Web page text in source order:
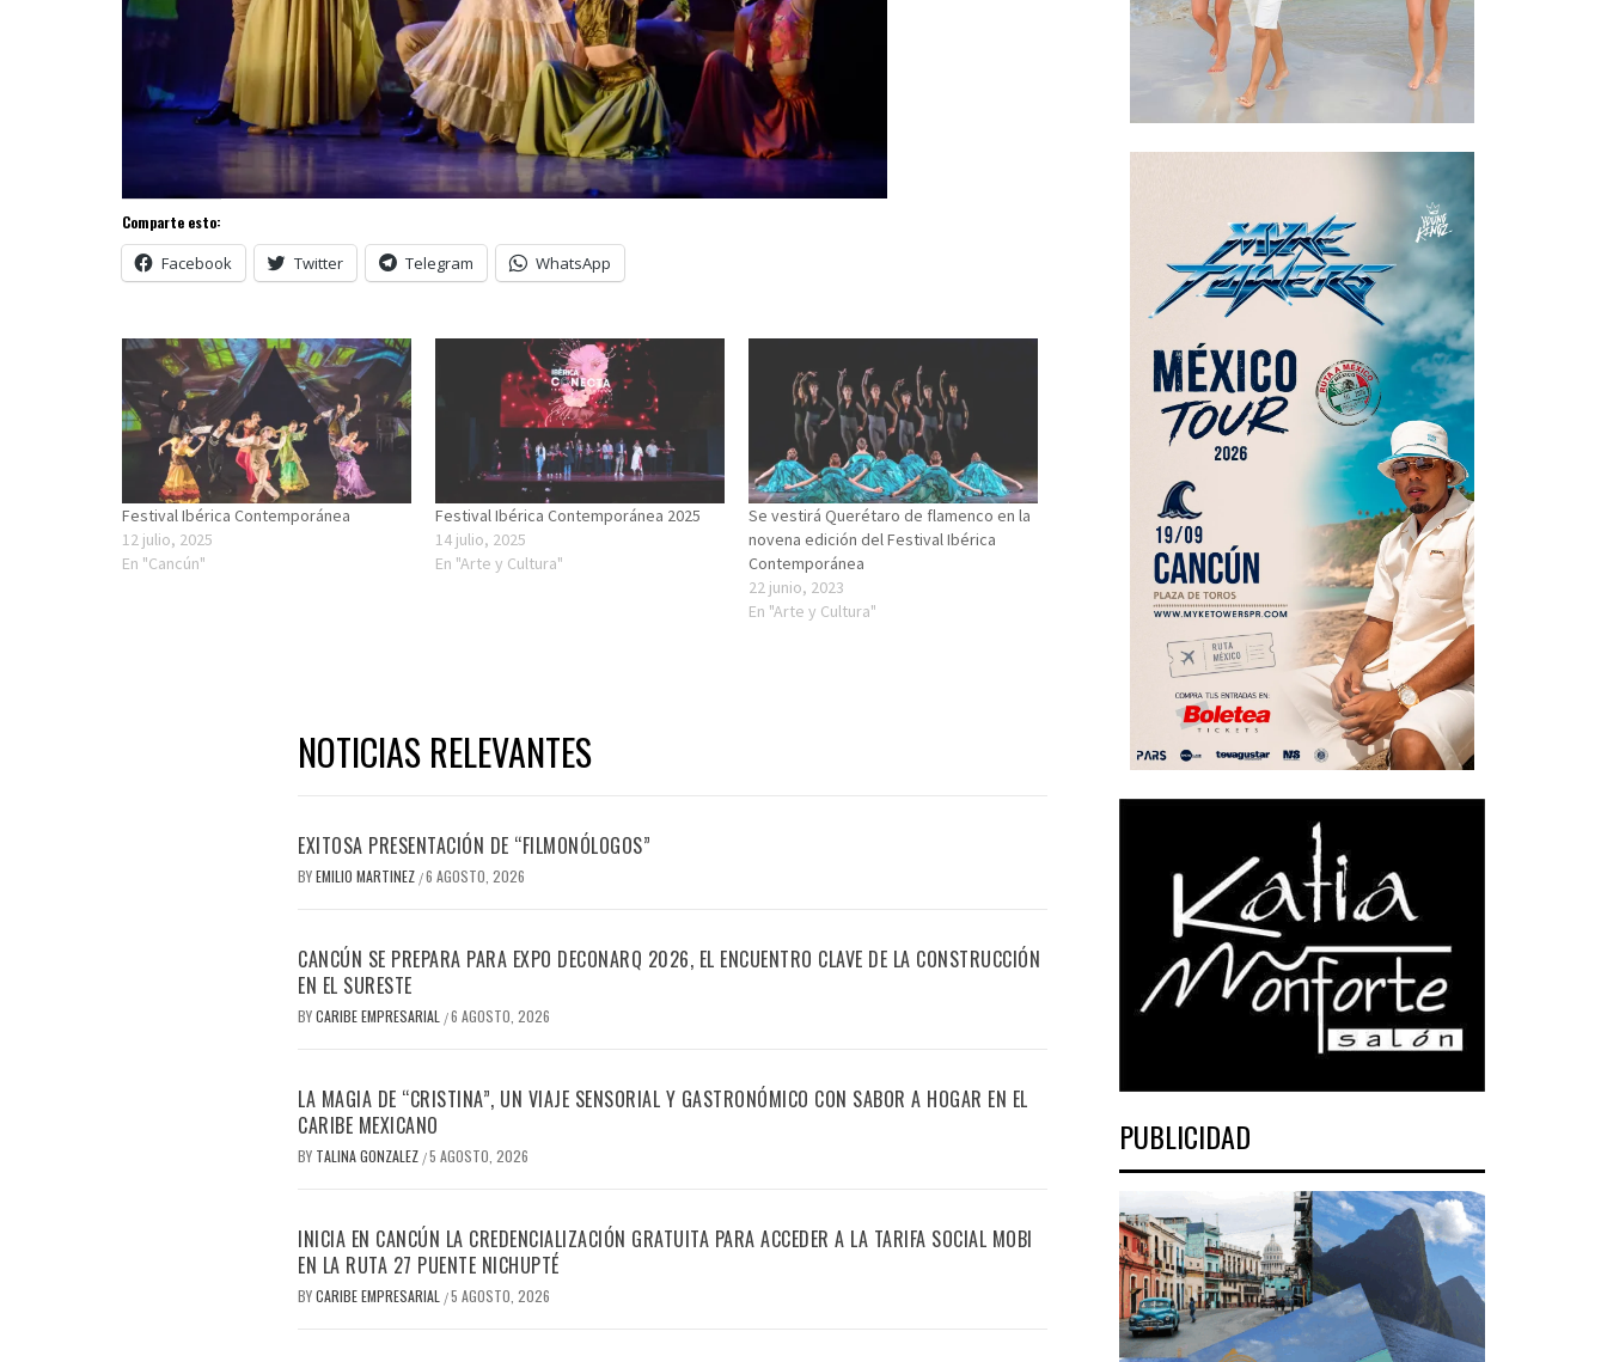
Comparte esto:
Facebook Twitter Telegram WhatsApp
Festival Ibérica Contemporánea
12 julio, 2025
En "Cancún"
Festival Ibérica Contemporánea 2025
14 julio, 2025
En "Arte y Cultura"
Se vestirá Querétaro de flamenco en la
novena edición del Festival Ibérica
Contemporánea
22 junio, 2023
En "Arte y Cultura"
NOTICIAS RELEVANTES
EXITOSA PRESENTACIÓN DE “FILMONÓLOGOS”
BYEMILIO MARTINEZ /6 AGOSTO, 2026
CANCÚN SE PREPARA PARA EXPO DECONARQ 2026, EL ENCUENTRO CLAVE DE LA CONSTRUCCIÓN
EN EL SURESTE
BYCARIBE EMPRESARIAL /6 AGOSTO, 2026
LA MAGIA DE “CRISTINA”, UN VIAJE SENSORIAL Y GASTRONÓMICO CON SABOR A HOGAR EN EL
CARIBE MEXICANO
BY TALINA GONZALEZ /5 AGOSTO, 2026
INICIA EN CANCÚN LA CREDENCIALIZACIÓN GRATUITA PARA ACCEDER A LA TARIFA SOCIAL MOBI
EN LA RUTA 27 PUENTE NICHUPTÉ
BYCARIBE EMPRESARIAL /5 AGOSTO, 2026
PUBLICIDAD